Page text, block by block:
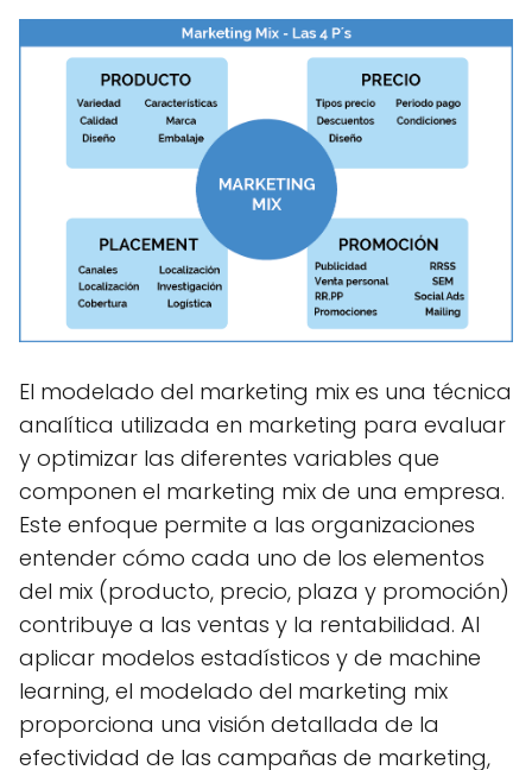
El modelado del marketing mix es una técnica
analítica utilizada en marketing para evaluar
y optimizar las diferentes variables que
componen el marketing mix de una empresa.
Este enfoque permite a las organizaciones
entender cómo cada uno de los elementos
del mix (producto, precio, plaza y promoción)
contribuye a las ventas y la rentabilidad. Al
aplicar modelos estadísticos y de machine
learning, el modelado del marketing mix
proporciona una visión detallada de la
efectividad de las campañas de marketing,